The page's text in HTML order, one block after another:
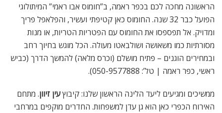
הראשונה מחכה לכם בכפר ראמה, ב”חומוס אבו ראמי” המיתולוגי
הפועל כבר 32 שנה. החומוס כאן קטיפתי ועשיר, והפלאפל פריך
ומדויק. אל תפספסו את החומוס עם הפטריות הטריות, או מנות
מסורתיות כמו משאושה ושולבאטו מעולה. הכל מוגש בחיוך רחב
ובמחירים הוגנים – פתיח מושלם (וכרס מלאה) להמשך הדרך (כביש
ראשי, כפר ראמה | טל’: 050-9577888).
ממשיכים ומגיעים ליעד הלינה הראשון שלנו: קיבוץעין זיוון. מתחם
האירוח הכפרי כאן הוא גן עדן למשפחות. החדרים מוקפים במרחבי